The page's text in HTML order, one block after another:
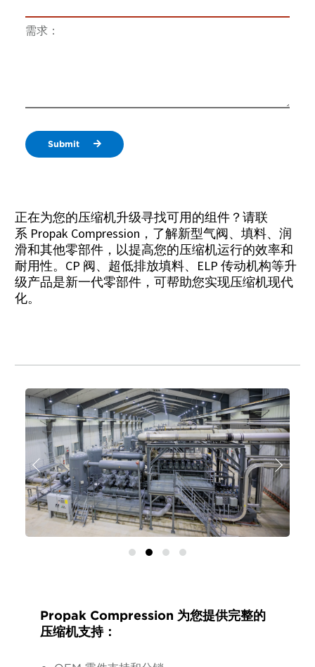
需求：
Submit
正在为您的压缩机升级寻找可用的组件？请联
系 Propak Compression，了解新型气阀、填料、润
滑和其他零部件，以提高您的压缩机运行的效率和
耐用性。CP 阀、超低排放填料、ELP 传动机构等升
级产品是新一代零部件，可帮助您实现压缩机现代
化。
上
一
页
下
一
页
Propak Compression 为您提供完整的
压缩机支持：